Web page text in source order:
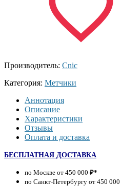
Производитель: Cnic
Категория: Метчики
Аннотация
Описание
Характеристики
Отзывы
Оплата и доставка
БЕСПЛАТНАЯ ДОСТАВКА
по Москве от 450 000 ₽*
по Санкт-Петербургу от 450 000